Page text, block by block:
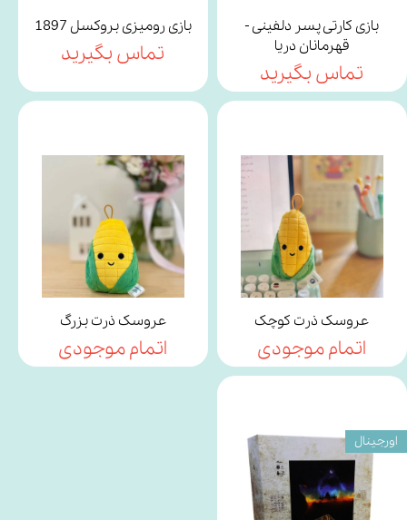
بازی کارتی پسر دلفینی -
قهرمانان دریا
تماس بگیرید
بازی رومیزی بروکسل 1897
تماس بگیرید
عروسک ذرت کوچک
اتمام موجودی
عروسک ذرت بزرگ
اتمام موجودی
اورجینال